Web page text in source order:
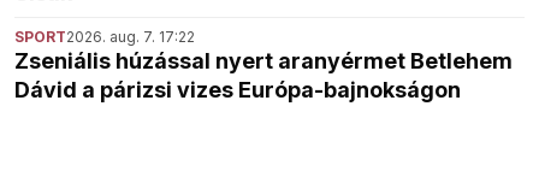
SPORT2026. aug. 7. 17:22
Zseniális húzással nyert aranyérmet Betlehem
Dávid a párizsi vizes Európa-bajnokságon